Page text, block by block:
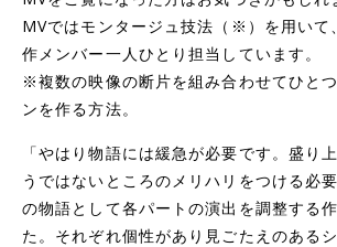
MVではモンタージュ技法（※）を用いて
作メンバー一人ひとり担当しています。
※複数の映像の断片を組み合わせてひと
ンを作る方法。
「やはり物語には緩急が必要です。盛り
うではないところのメリハリをつける必
の物語として各パートの演出を調整する
た。それぞれ個性があり見ごたえのある